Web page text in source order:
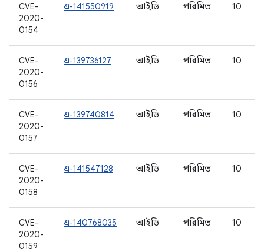
CVE-
2020-
0154
এ-141550919 আইডি পরিমিত 10
CVE-
2020-
0156
এ-139736127 আইডি পরিমিত 10
CVE-
2020-
0157
এ-139740814 আইডি পরিমিত 10
CVE-
2020-
0158
এ-141547128 আইডি পরিমিত 10
CVE-
2020-
0159
এ-140768035 আইডি পরিমিত 10